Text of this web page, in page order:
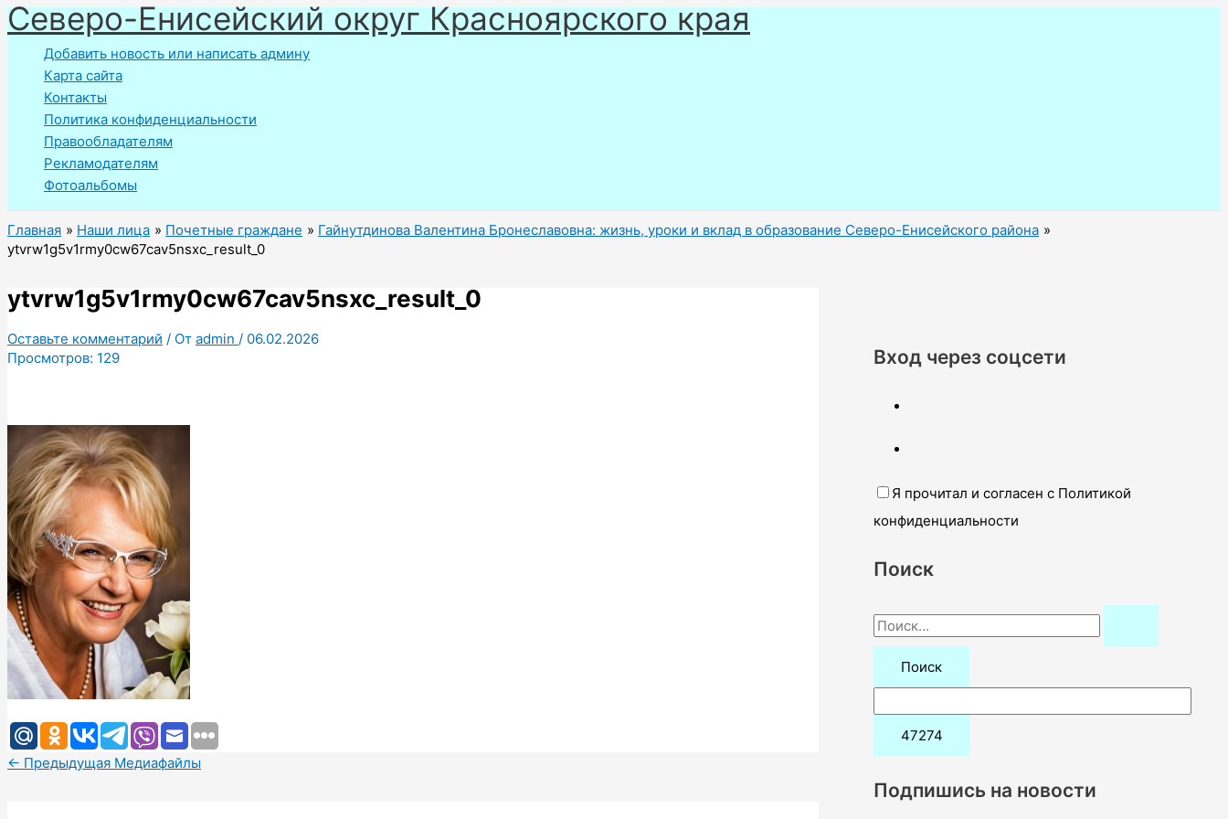
Перейти
к
содержимому
Северо-Енисейский округ Красноярского края
Добавить новость или написать админу
Карта сайта
Контакты
Политика конфиденциальности
Правообладателям
Рекламодателям
Фотоальбомы
Главная Наши лица Почетные граждане
Гайнутдинова Валентина Бронеславовна: жизнь, уроки и вклад в образование Северо-Енисейского района
ytvrw1g5v1rmy0cw67cav5nsxc_result_0
ytvrw1g5v1rmy0cw67cav5nsxc_result_0
Оставьте комментарий / От admin / 06.02.2026
Просмотров: 129
← Предыдущая Медиафайлы
Вход через соцсети
Я прочитал и согласен с Политикой
конфиденциальности
Поиск
П
о
:
Подпишись на новости